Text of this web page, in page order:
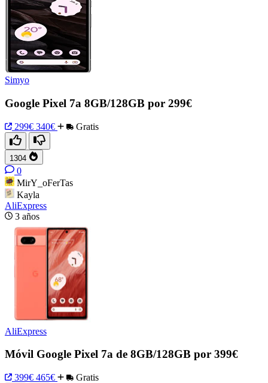
Simyo
Google Pixel 7a 8GB/128GB por 299€
299€ 340€ Gratis
1304
0
MirY_oFerTas
Kayla
AliExpress
3 años
AliExpress
Móvil Google Pixel 7a de 8GB/128GB por 399€
399€ 465€ Gratis